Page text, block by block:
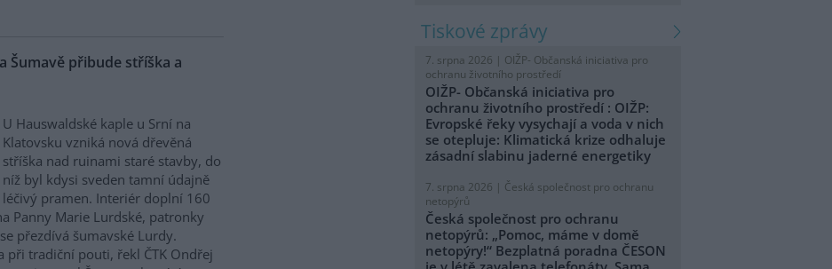
Šumavě přibude stříška a
U Hauswaldské kaple u Srní na
Klatovsku vzniká nová dřevěná
stříška nad ruinami staré stavby, do
níž byl kdysi sveden tamní údajně
léčivý pramen. Interiér doplní 160
Panny Marie Lurdské, patronky
přezdívá šumavské Lurdy.
při tradiční pouti, řekl ČTK Ondřej
tiskové zprávy
7. srpna 2026 | OIŽP- Občanská iniciativa pro
ochranu životního prostředí
OIŽP- Občanská iniciativa pro
ochranu životního prostředí : OIŽP:
Evropské řeky vysychají a voda v nich
se otepluje: Klimatická krize odhaluje
zásadní slabinu jaderné energetiky
7. srpna 2026 | Česká společnost pro ochranu
netopýrů
Česká společnost pro ochranu
netopýrů: „Pomoc, máme v domě
netopýry!“ Bezplatná poradna ČESON